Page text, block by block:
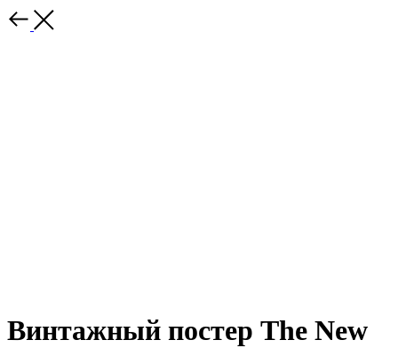
Винтажный постер The New